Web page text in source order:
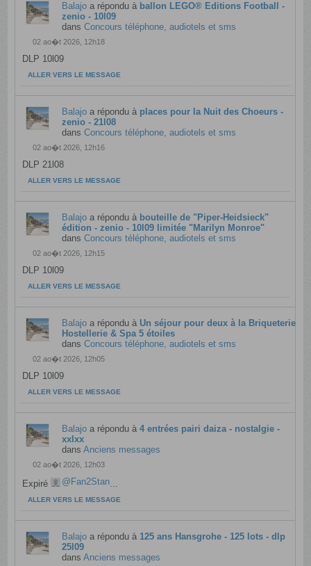
Balajo a répondu à ballon LEGO® Editions Football -
zenio - 10l09
dansConcours téléphone, audiotels et sms
02 ao�t 2026, 12h18
DLP 10l09
ALLER VERS LE MESSAGE
Balajo a répondu à places pour la Nuit des Choeurs -
zenio - 21l08
dansConcours téléphone, audiotels et sms
02 ao�t 2026, 12h16
DLP 21l08
ALLER VERS LE MESSAGE
Balajo a répondu à bouteille de "Piper-Heidsieck"
édition - zenio - 10l09 limitée "Marilyn Monroe"
dansConcours téléphone, audiotels et sms
02 ao�t 2026, 12h15
DLP 10l09
ALLER VERS LE MESSAGE
Balajo a répondu àUn séjour pour deux à la Briqueterie
Hostellerie & Spa 5 étoiles
dansConcours téléphone, audiotels et sms
02 ao�t 2026, 12h05
DLP 10l09
ALLER VERS LE MESSAGE
Balajo a répondu à4 entrées pairi daiza - nostalgie -
xxlxx
dansAnciens messages
02 ao�t 2026, 12h03
Expiré Fan2Stan...
ALLER VERS LE MESSAGE
Balajo a répondu à 125 ans Hansgrohe - 125 lots - dlp
25l09
dansAnciens messages